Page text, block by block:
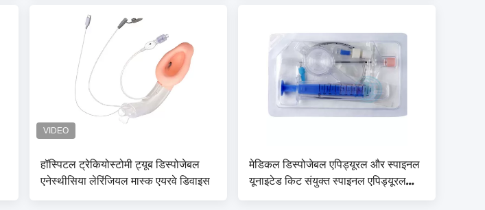
हॉस्पिटल ट्रेकियोस्टोमी ट्यूब डिस्पोजेबल
एनेस्थीसिया लेरिंजियल मास्क एयरवे डिवाइस
मेडिकल डिस्पोजेबल एपिड्यूरल और स्पाइनल
यूनाइटेड किट संयुक्त स्पाइनल एपिड्यूरल
एनेस्थेसिया किट